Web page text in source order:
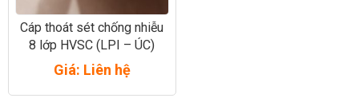
Cáp thoát sét chống nhiễu
8 lớp HVSC (LPI – ÚC)
Giá: Liên hệ